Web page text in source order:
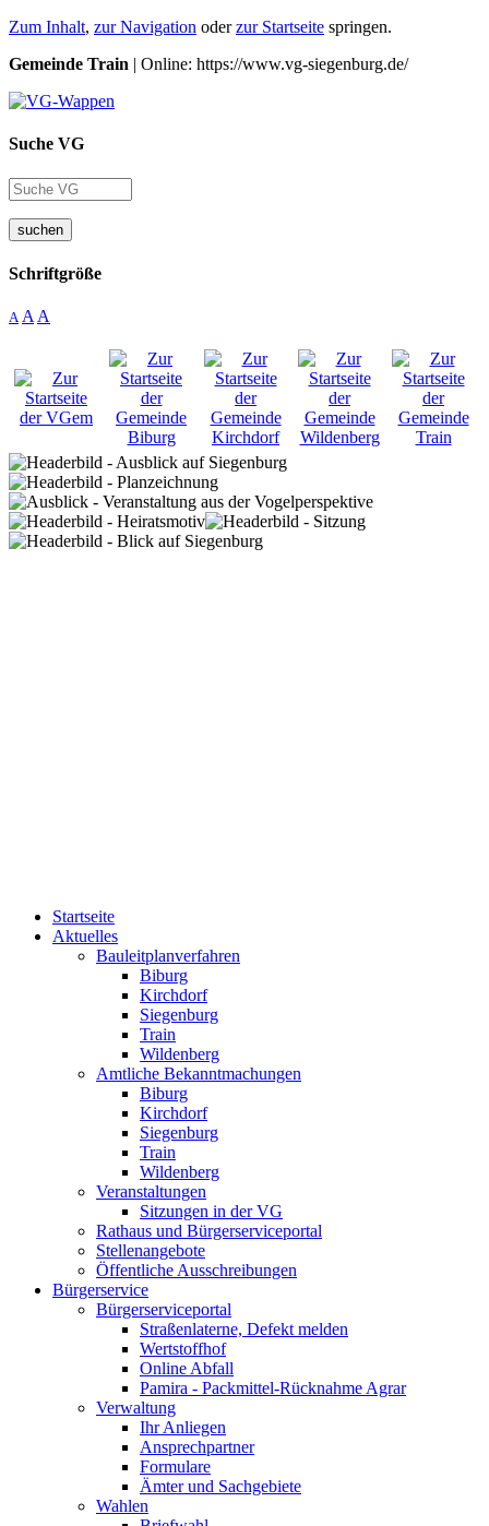
Zum Inhalt, zur Navigation oderzur Startseite springen.
Gemeinde Train | Online: https://www.vg-siegenburg.de/
Suche VG
suchen
Schriftgröße
A A A
Startseite
Aktuelles
Bauleitplanverfahren
Biburg
Kirchdorf
Siegenburg
Train
Wildenberg
Amtliche Bekanntmachungen
Biburg
Kirchdorf
Siegenburg
Train
Wildenberg
Veranstaltungen
Sitzungen in der VG
Rathaus und Bürgerserviceportal
Stellenangebote
Öffentliche Ausschreibungen
Bürgerservice
Bürgerserviceportal
Straßenlaterne, Defekt melden
Wertstoffhof
Online Abfall
Pamira - Packmittel-Rücknahme Agrar
Verwaltung
Ihr Anliegen
Ansprechpartner
Formulare
Ämter und Sachgebiete
Wahlen